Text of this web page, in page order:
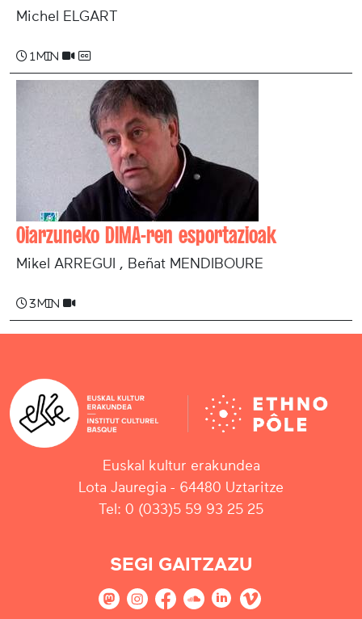
Michel ELGART
1 min
Oiarzuneko DIMA-ren esportazioak
Mikel ARREGUI , Beñat MENDIBOURE
3 min
Euskal kultur erakundea
Lota Jauregia - 64480 Uztaritze
Tel: 0 (033)5 59 93 25 25
SEGI GAITZAZU